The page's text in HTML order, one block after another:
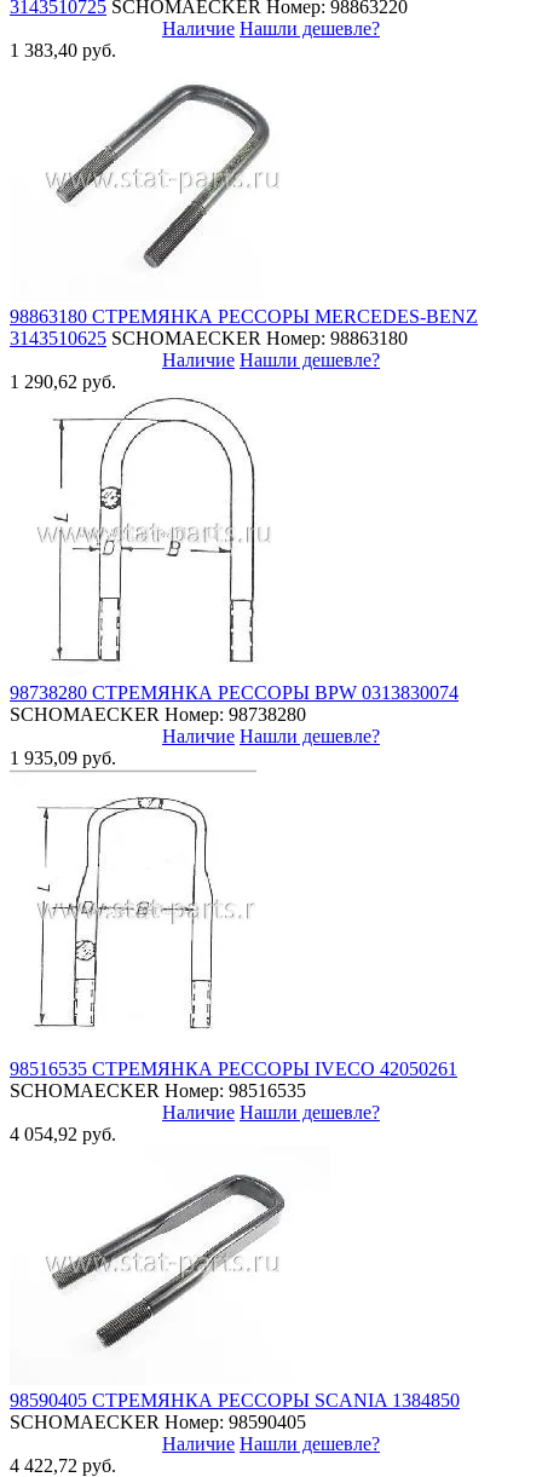
3143510725 SCHOMAECKER Номер: 98863220
Наличие Нашли дешевле?
1 383,40 руб.
98863180 СТРЕМЯНКА РЕССОРЫ MERCEDES-BENZ
3143510625 SCHOMAECKER Номер: 98863180
Наличие Нашли дешевле?
1 290,62 руб.
98738280 СТРЕМЯНКА РЕССОРЫ BPW 0313830074
SCHOMAECKER Номер: 98738280
Наличие Нашли дешевле?
1 935,09 руб.
98516535 СТРЕМЯНКА РЕССОРЫ IVECO 42050261
SCHOMAECKER Номер: 98516535
Наличие Нашли дешевле?
4 054,92 руб.
98590405 СТРЕМЯНКА РЕССОРЫ SCANIA 1384850
SCHOMAECKER Номер: 98590405
Наличие Нашли дешевле?
4 422,72 руб.